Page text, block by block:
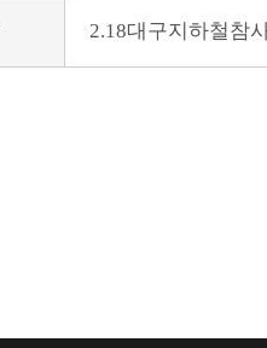
2.18대구지하철참